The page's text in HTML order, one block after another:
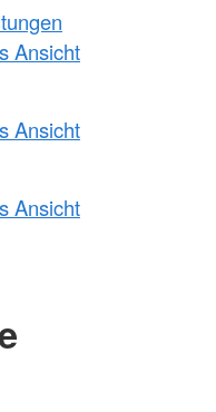
Ansicht
Ansicht
Ansicht